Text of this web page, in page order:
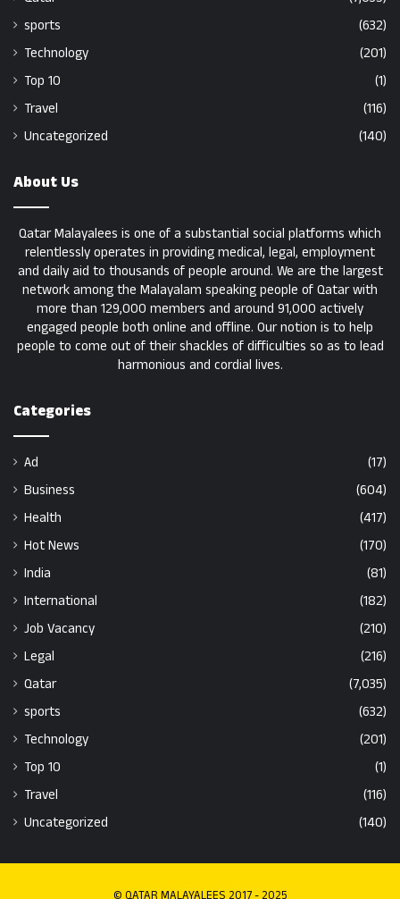
sports
(632)
Technology
(201)
Top 10
(1)
Travel
(116)
Uncategorized
(140)
About Us
Qatar Malayalees is one of a substantial social platforms which
relentlessly operates in providing medical, legal, employment
and daily aid to thousands of people around. We are the largest
network among the Malayalam speaking people of Qatar with
more than 129,000 members and around 91,000 actively
engaged people both online and offline. Our notion is to help
people to come out of their shackles of difficulties so as to lead
harmonious and cordial lives.
Categories
Ad
(17)
Business
(604)
Health
(417)
Hot News
(170)
India
(81)
International
(182)
Job Vacancy
(210)
Legal
(216)
Qatar
(7,035)
sports
(632)
Technology
(201)
Top 10
(1)
Travel
(116)
Uncategorized
(140)
© QATAR MALAYALEES 2017 - 2025